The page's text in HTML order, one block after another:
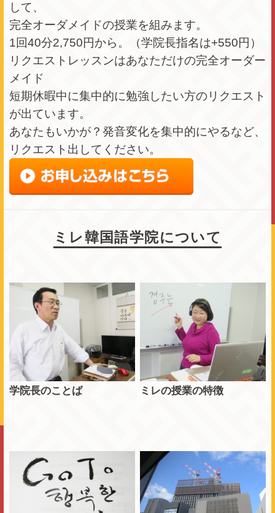
して、
完全オーダメイドの授業を組みます。
1回40分2,750円から。（学院長指名は+550円）
リクエストレッスンはあなただけの完全オーダー
メイド
短期休暇中に集中的に勉強したい方のリクエスト
が出ています。
あなたもいかが？発音変化を集中的にやるなど、
リクエスト出してください。
ミレ韓国語学院について
学院長のことば ミレの授業の特徴